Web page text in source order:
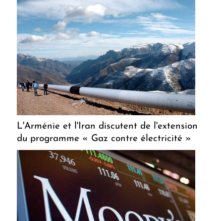
L'Arménie et l'Iran discutent de l'extension
du programme « Gaz contre électricité »